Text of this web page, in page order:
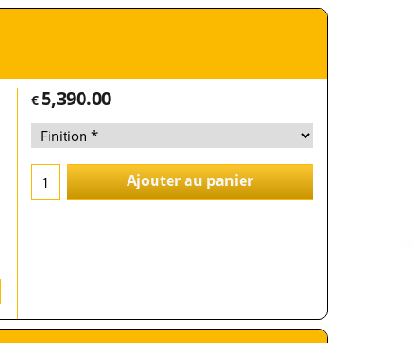
€ 5,390.00
Ajouter au panier